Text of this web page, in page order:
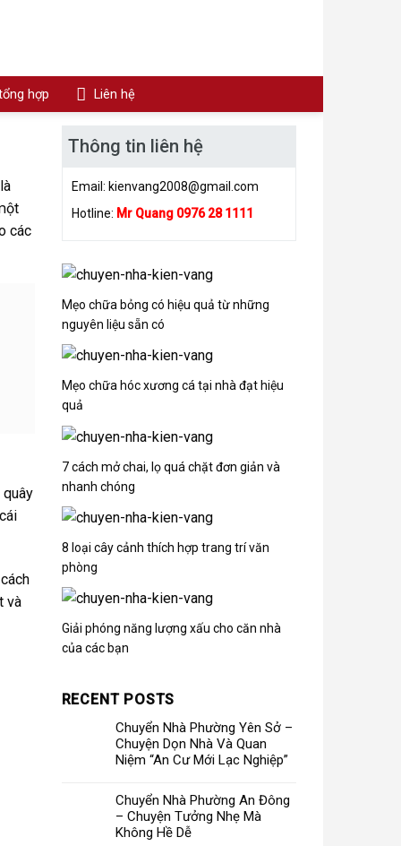
hợp Liên hệ
các
và
Thông tin liên hệ
Email: kienvang2008@gmail.com
Hotline: Mr Quang 0976 28 1111
Mẹo chữa bỏng có hiệu quả từ những
nguyên liệu sẵn có
Mẹo chữa hóc xương cá tại nhà đạt hiệu
quả
7 cách mở chai, lọ quá chặt đơn giản và
nhanh chóng
8 loại cây cảnh thích hợp trang trí văn
phòng
Giải phóng năng lượng xấu cho căn nhà
của các bạn
RECENT POSTS
Chuyển Nhà Phường Yên Sở –
Chuyện Dọn Nhà Và Quan
Niệm “An Cư Mới Lạc Nghiệp”
Chuyển Nhà Phường An Đông
– Chuyện Tưởng Nhẹ Mà
Không Hề Dễ